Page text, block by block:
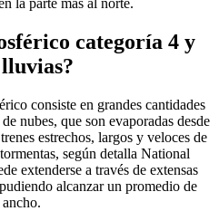
la parte más al norte.
categoría 4 y
consiste en grandes cantidades
nubes, que son evaporadas desde
estrechos, largos y veloces de
según detalla National
extenderse a través de extensas
alcanzar un promedio de